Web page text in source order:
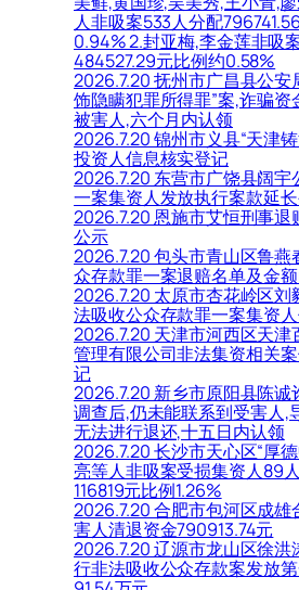
人非吸案533人分配
0.94% 2.封亚梅,李金莲非吸
484527.29元比例约0.58%
2026.7.20 抚州市广昌县公安
饰隐瞒犯罪所得罪”案,诈骗资
被害人,六个月内认领
2026.7.20 锦州市义县“天津
投资人信息核实登记
2026.7.20 东营市广饶县阔
一案集资人发放执行案款延
2026.7.20 恩施市艾恒刑事退
公示
2026.7.20 包头市青山区鲁燕
众存款罪一案退赔名单及金
2026.7.20 太原市杏花岭区刘
法吸收公众存款罪一案集资
2026.7.20 天津市河西区天津
管理有限公司非法集资相关
记
2026.7.20 新乡市原阳县陈诚
调查后,仍未能联系到受害人,
无法进行退还,十五日内认领
2026.7.20 长沙市天心区“厚
亮等人非吸案受损集资人89
116819元比例1.26%
2026.7.20 合肥市包河区成雄
害人清退资金790913.74元
2026.7.20 辽源市龙山区徐洪
行非法吸收公众存款案发放